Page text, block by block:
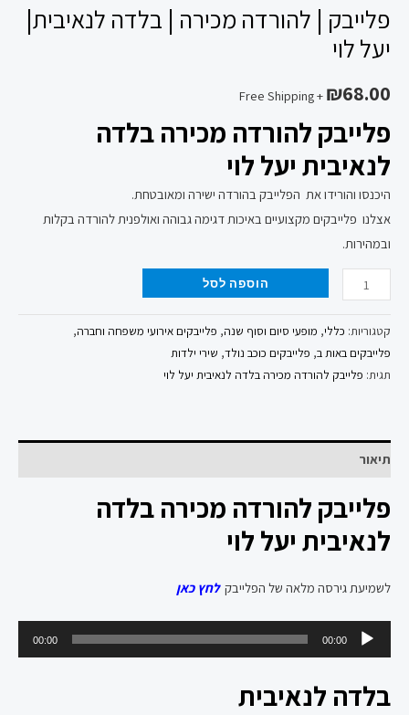
פלייבק | להורדה מכירה | בלדה לנאיבית|
יעל לוי
₪68.00
+ Free Shipping
פלייבק להורדה מכירה בלדה
לנאיבית יעל לוי
היכנסו והורידו את הפלייבק בהורדה ישירה ומאובטחת.
אצלנו פלייבקים מקצועיים באיכות דגימה גבוהה ואולפנית להורדה בקלות
ובמהירות.
הוספה לסל
קטגוריות: כללי, מופעי סיום וסוף שנה, פלייבקים אירועי משפחה וחברה,
פלייבקים באות ב, פלייבקים כוכב נולד, שירי ילדות
תגית: פלייבק להורדה מכירה בלדה לנאיבית יעל לוי
תיאור
פלייבק להורדה מכירה בלדה
לנאיבית יעל לוי
לשמיעת גירסה מלאה של הפלייבקלחץ כאן
אודיו
00:00
00:00
בלדה לנאיבית